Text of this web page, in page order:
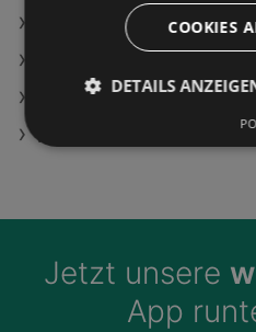
DAS FUTTERHAUS
Rama Filialen in Doppl
WMF Profi Pfanne
Jetzt unsere
App
COOKIES
DETAILS